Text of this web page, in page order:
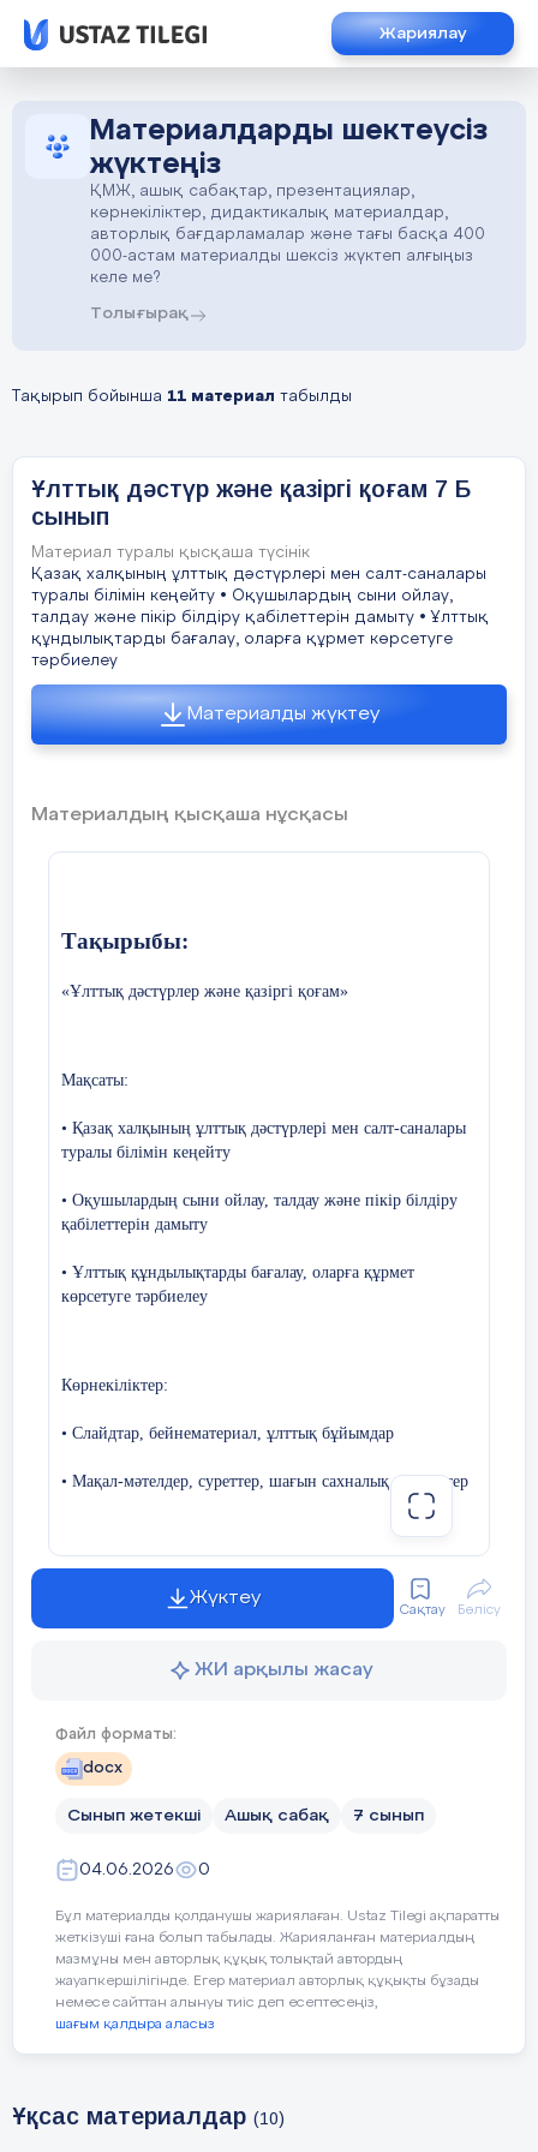
Жариялау
Материалдарды шектеусіз
жүктеңіз
ҚМЖ, ашық сабақтар, презентациялар,
көрнекіліктер, дидактикалық материалдар,
авторлық бағдарламалар және тағы басқа 400
000-астам материалды шексіз жүктеп алғыңыз
келе ме?
Толығырақ
Тақырып бойынша 11 материал табылды
Ұлттық дәстүр және қазіргі қоғам 7 Б
сынып
Материал туралы қысқаша түсінік
Қазақ халқының ұлттық дәстүрлері мен салт-саналары
туралы білімін кеңейту • Оқушылардың сыни ойлау,
талдау және пікір білдіру қабілеттерін дамыту • Ұлттық
құндылықтарды бағалау, оларға құрмет көрсетуге
тәрбиелеу
Материалды жүктеу
Материалдың қысқаша нұсқасы
Тақырыбы:
«Ұлттық дәстүрлер және қазіргі қоғам»
Мақсаты:
• Қазақ халқының ұлттық дәстүрлері мен салт-саналары
туралы білімін кеңейту
• Оқушылардың сыни ойлау, талдау және пікір білдіру
қабілеттерін дамыту
• Ұлттық құндылықтарды бағалау, оларға құрмет
көрсетуге тәрбиелеу
Көрнекіліктер:
• Слайдтар, бейнематериал, ұлттық бұйымдар
• Мақал-мәтелдер, суреттер, шағын сахналық көріністер
1.Жүргізуші .
Құрметті де қадірлі ұстаздар, оқушылар, ата-аналар!
Бүгінгі «Ұлттық дәстүрлер және қазіргі қоғам» атты
2-жүргізуші:
Қай кезеңде өмір сүрсек те, ұлттық дәстүр –
қоғаммен үндесіп, ұрпақ санасын қалыптастыратын
құндылық.
Бүгінгі тәрбие сағатымызда ұлттық дәстүрлердің қазіргі
өмірдегі маңызы жайлы сөз қозғамақпыз.
1-жүргізуші (өлеңмен):
Жүктеу
Сақтау Бөлісу
ЖИ арқылы жасау
Файл форматы:
docx
Сынып жетекші Ашық сабақ 7 сынып
04.06.2026 0
Бұл материалды қолданушы жариялаған. Ustaz Tilegi ақпаратты
жеткізуші ғана болып табылады. Жарияланған материалдың
мазмұны мен авторлық құқық толықтай автордың
жауапкершілігінде. Егер материал авторлық құқықты бұзады
немесе сайттан алынуы тиіс деп есептесеңіз,
шағым қалдыра аласыз
Ұқсас материалдар (10)